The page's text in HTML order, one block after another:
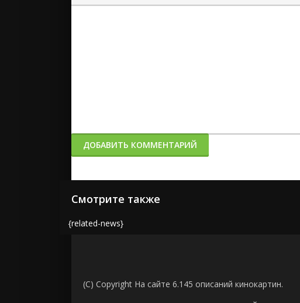
Вставка спойлера
ДОБАВИТЬ КОММЕНТАРИЙ
Смотрите также
{related-news}
(C) Copyright На сайте 6.145 описаний кинокартин.